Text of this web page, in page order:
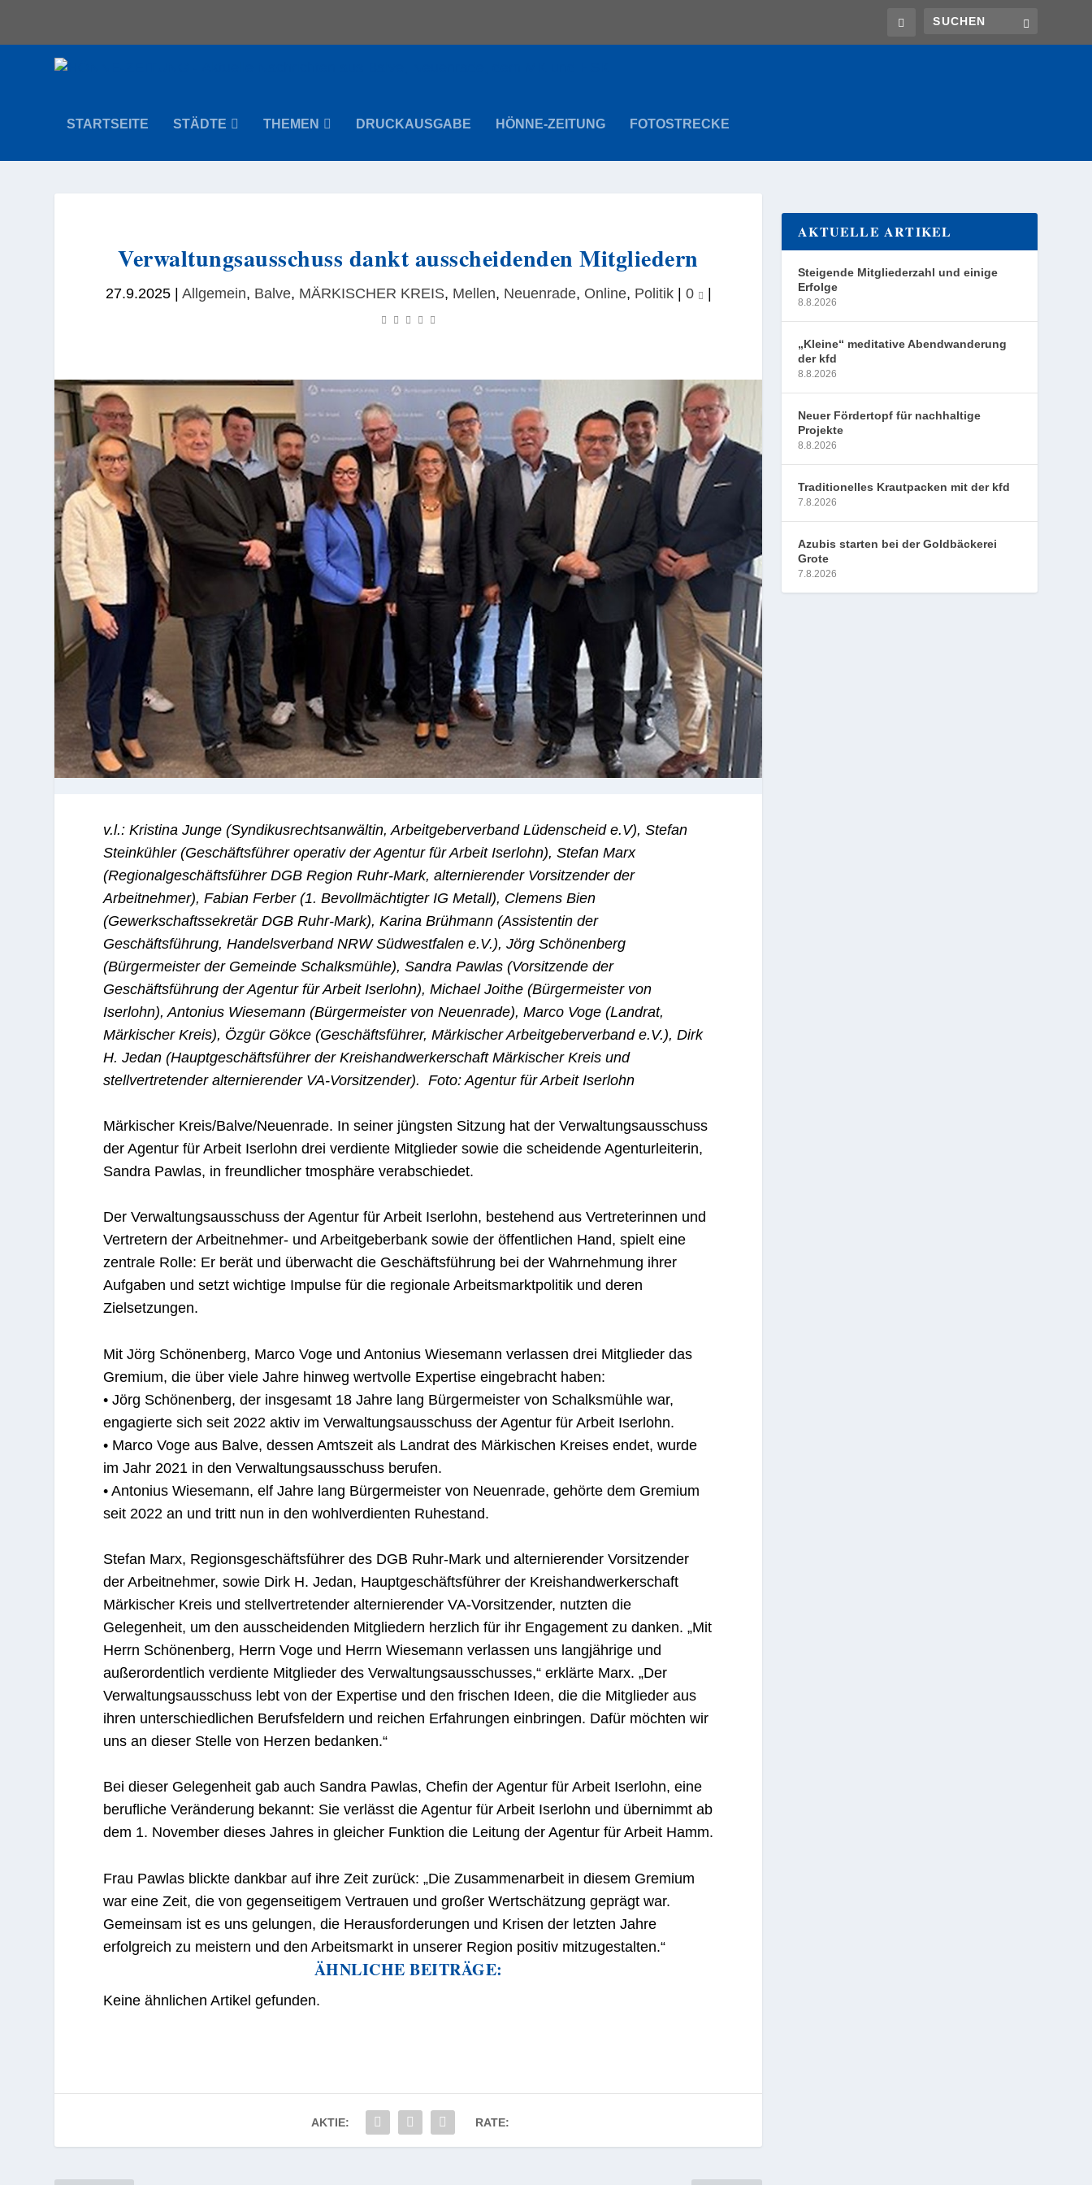
STARTSEITE STÄDTE THEMEN DRUCKAUSGABE HÖNNE-ZEITUNG FOTOSTRECKE
Verwaltungsausschuss dankt ausscheidenden Mitgliedern
27.9.2025| Allgemein, Balve, MÄRKISCHER KREIS, Mellen, Neuenrade, Online, Politik| 0
v.l.: Kristina Junge (Syndikusrechtsanwältin, Arbeitgeberverband Lüdenscheid e.V), Stefan
Steinkühler (Geschäftsführer operativ der Agentur für Arbeit Iserlohn), Stefan Marx
(Regionalgeschäftsführer DGB Region Ruhr-Mark, alternierender Vorsitzender der
Arbeitnehmer), Fabian Ferber (1. Bevollmächtigter IG Metall), Clemens Bien
(Gewerkschaftssekretär DGB Ruhr-Mark), Karina Brühmann (Assistentin der
Geschäftsführung, Handelsverband NRW Südwestfalen e.V.), Jörg Schönenberg
(Bürgermeister der Gemeinde Schalksmühle), Sandra Pawlas (Vorsitzende der
Geschäftsführung der Agentur für Arbeit Iserlohn), Michael Joithe (Bürgermeister von
Iserlohn), Antonius Wiesemann (Bürgermeister von Neuenrade), Marco Voge (Landrat,
Märkischer Kreis), Özgür Gökce (Geschäftsführer, Märkischer Arbeitgeberverband e.V.), Dirk
H. Jedan (Hauptgeschäftsführer der Kreishandwerkerschaft Märkischer Kreis und
stellvertretender alternierender VA-Vorsitzender). Foto: Agentur für Arbeit Iserlohn
Märkischer Kreis/Balve/Neuenrade. In seiner jüngsten Sitzung hat der Verwaltungsausschuss
der Agentur für Arbeit Iserlohn drei verdiente Mitglieder sowie die scheidende Agenturleiterin,
Sandra Pawlas, in freundlicher tmosphäre verabschiedet.
Der Verwaltungsausschuss der Agentur für Arbeit Iserlohn, bestehend aus Vertreterinnen und
Vertretern der Arbeitnehmer- und Arbeitgeberbank sowie der öffentlichen Hand, spielt eine
zentrale Rolle: Er berät und überwacht die Geschäftsführung bei der Wahrnehmung ihrer
Aufgaben und setzt wichtige Impulse für die regionale Arbeitsmarktpolitik und deren
Zielsetzungen.
Mit Jörg Schönenberg, Marco Voge und Antonius Wiesemann verlassen drei Mitglieder das
Gremium, die über viele Jahre hinweg wertvolle Expertise eingebracht haben:
• Jörg Schönenberg, der insgesamt 18 Jahre lang Bürgermeister von Schalksmühle war,
engagierte sich seit 2022 aktiv im Verwaltungsausschuss der Agentur für Arbeit Iserlohn.
• Marco Voge aus Balve, dessen Amtszeit als Landrat des Märkischen Kreises endet, wurde
im Jahr 2021 in den Verwaltungsausschuss berufen.
• Antonius Wiesemann, elf Jahre lang Bürgermeister von Neuenrade, gehörte dem Gremium
seit 2022 an und tritt nun in den wohlverdienten Ruhestand.
Stefan Marx, Regionsgeschäftsführer des DGB Ruhr-Mark und alternierender Vorsitzender
der Arbeitnehmer, sowie Dirk H. Jedan, Hauptgeschäftsführer der Kreishandwerkerschaft
Märkischer Kreis und stellvertretender alternierender VA-Vorsitzender, nutzten die
Gelegenheit, um den ausscheidenden Mitgliedern herzlich für ihr Engagement zu danken. „Mit
Herrn Schönenberg, Herrn Voge und Herrn Wiesemann verlassen uns langjährige und
außerordentlich verdiente Mitglieder des Verwaltungsausschusses,“ erklärte Marx. „Der
Verwaltungsausschuss lebt von der Expertise und den frischen Ideen, die die Mitglieder aus
ihren unterschiedlichen Berufsfeldern und reichen Erfahrungen einbringen. Dafür möchten wir
uns an dieser Stelle von Herzen bedanken.“
Bei dieser Gelegenheit gab auch Sandra Pawlas, Chefin der Agentur für Arbeit Iserlohn, eine
berufliche Veränderung bekannt: Sie verlässt die Agentur für Arbeit Iserlohn und übernimmt ab
dem 1. November dieses Jahres in gleicher Funktion die Leitung der Agentur für Arbeit Hamm.
Frau Pawlas blickte dankbar auf ihre Zeit zurück: „Die Zusammenarbeit in diesem Gremium
war eine Zeit, die von gegenseitigem Vertrauen und großer Wertschätzung geprägt war.
Gemeinsam ist es uns gelungen, die Herausforderungen und Krisen der letzten Jahre
erfolgreich zu meistern und den Arbeitsmarkt in unserer Region positiv mitzugestalten.“
ÄHNLICHE BEITRÄGE:
Keine ähnlichen Artikel gefunden.
AKTIE: RATE:
AKTUELLE ARTIKEL
Steigende Mitgliederzahl und einige
Erfolge
8.8.2026
„Kleine“ meditative Abendwanderung
der kfd
8.8.2026
Neuer Fördertopf für nachhaltige
Projekte
8.8.2026
Traditionelles Krautpacken mit der kfd
7.8.2026
Azubis starten bei der Goldbäckerei
Grote
7.8.2026